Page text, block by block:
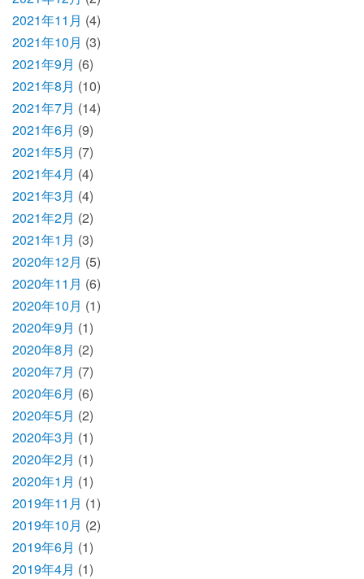
2021年11月 (4)
2021年10月 (3)
2021年9月 (6)
2021年8月 (10)
2021年7月 (14)
2021年6月 (9)
2021年5月 (7)
2021年4月 (4)
2021年3月 (4)
2021年2月 (2)
2021年1月 (3)
2020年12月 (5)
2020年11月 (6)
2020年10月 (1)
2020年9月 (1)
2020年8月 (2)
2020年7月 (7)
2020年6月 (6)
2020年5月 (2)
2020年3月 (1)
2020年2月 (1)
2020年1月 (1)
2019年11月 (1)
2019年10月 (2)
2019年6月 (1)
2019年4月 (1)